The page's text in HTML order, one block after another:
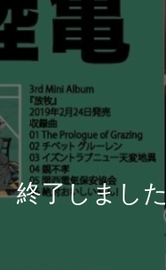
終了しました